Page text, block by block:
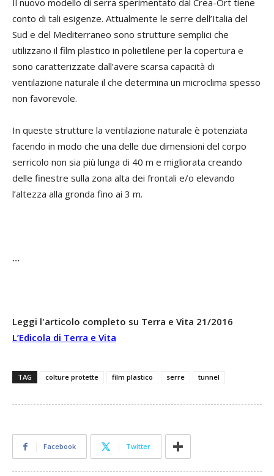
conto di tali esigenze. Attualmente le serre dell’Italia del
Sud e del Mediterraneo sono strutture semplici che
utilizzano il film plastico in polietilene per la copertura e
sono caratterizzate dall’avere scarsa capacità di
ventilazione naturale il che determina un microclima spesso
non favorevole.
In queste strutture la ventilazione naturale è potenziata
facendo in modo che una delle due dimensioni del corpo
serricolo non sia più lunga di 40 m e migliorata creando
delle finestre sulla zona alta dei frontali e/o elevando
l’altezza alla gronda fino ai 3 m.
…
Leggi l'articolo completo su Terra e Vita 21/2016
L’Edicola di Terra e Vita
TAG colture protette film plastico serre tunnel
Facebook Twitter